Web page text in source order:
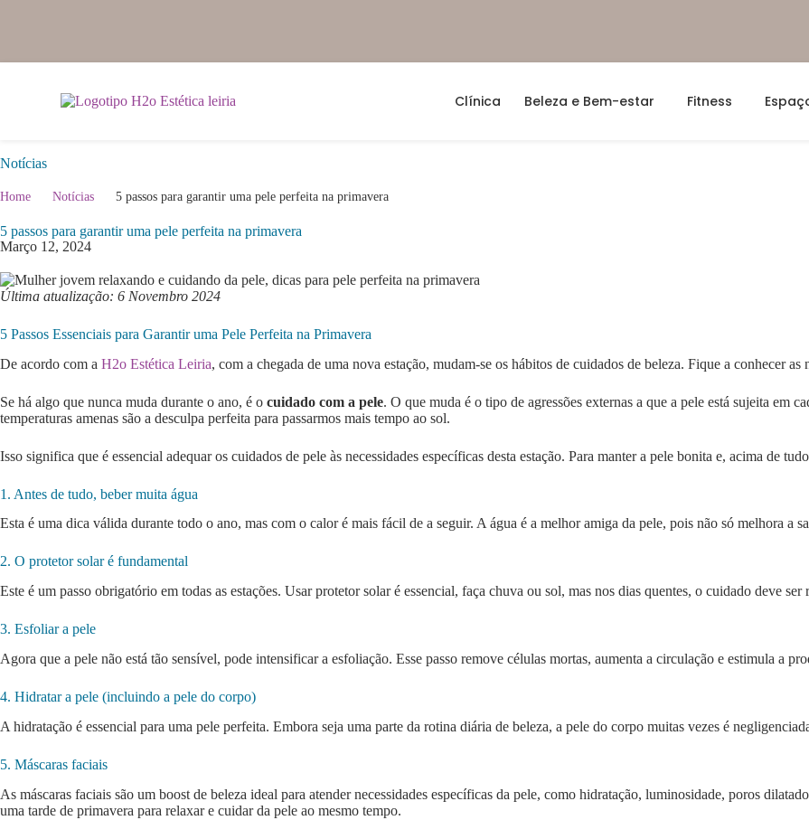
Clínica Beleza e Bem-estar Fitness
Notícias
Home Notícias 5 passos para garantir uma pele perfeita na primavera
5 passos para garantir uma pele perfeita na primavera
Março 12, 2024
Última atualização: 6 Novembro 2024
5 Passos Essenciais para Garantir uma Pele Perfeita na Primavera
De acordo com a H2o Estética Leiria, com a chegada de uma nova estação, mudam-se os hábitos de cuidados de beleza. Fique a conhecer as
Se há algo que nunca muda durante o ano, é o cuidado com a pele. O que muda é o tipo de agressões externas a que a pele está sujeita em
temperaturas amenas são a desculpa perfeita para passarmos mais tempo ao sol.
Isso significa que é essencial adequar os cuidados de pele às necessidades específicas desta estação. Para manter a pele bonita e, acima de
1. Antes de tudo, beber muita água
Esta é uma dica válida durante todo o ano, mas com o calor é mais fácil de a seguir. A água é a melhor amiga da pele, pois não só melhora a
2. O protetor solar é fundamental
Este é um passo obrigatório em todas as estações. Usar protetor solar é essencial, faça chuva ou sol, mas nos dias quentes, o cuidado deve ser
3. Esfoliar a pele
Agora que a pele não está tão sensível, pode intensificar a esfoliação. Esse passo remove células mortas, aumenta a circulação e estimula a
4. Hidratar a pele (incluindo a pele do corpo)
A hidratação é essencial para uma pele perfeita. Embora seja uma parte da rotina diária de beleza, a pele do corpo muitas vezes é
5. Máscaras faciais
As máscaras faciais são um boost de beleza ideal para atender necessidades específicas da pele, como hidratação, luminosidade, poros
uma tarde de primavera para relaxar e cuidar da pele ao mesmo tempo.